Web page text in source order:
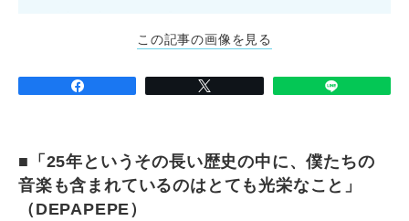
この記事の画像を見る
■「25年というその長い歴史の中に、僕たちの
音楽も含まれているのはとても光栄なこと」
（DEPAPEPE）